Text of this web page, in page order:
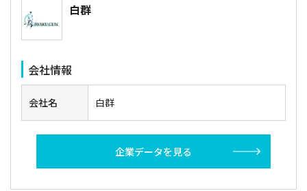
白群
会社情報
会社名 白群
企業データを見る